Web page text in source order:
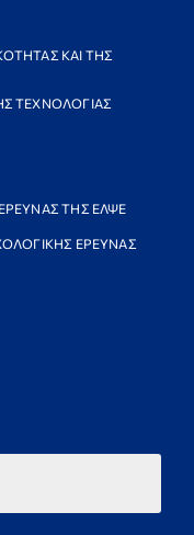
ΚΑΙ ΤΗΣ
ΤΕΧΝΟΛΟΓΙΑΣ
ΤΗΣ ΕΛΨΕ
ΕΡΕΥΝΑΣ